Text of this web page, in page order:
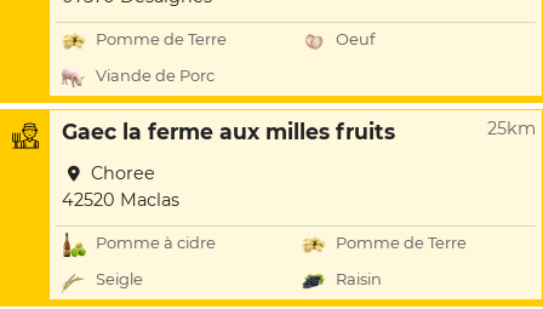
Pomme de Terre
Oeuf
Viande de Porc
Gaec la ferme aux milles fruits 25km
Choree
42520 Maclas
Pomme à cidre
Pomme de Terre
Seigle
Raisin